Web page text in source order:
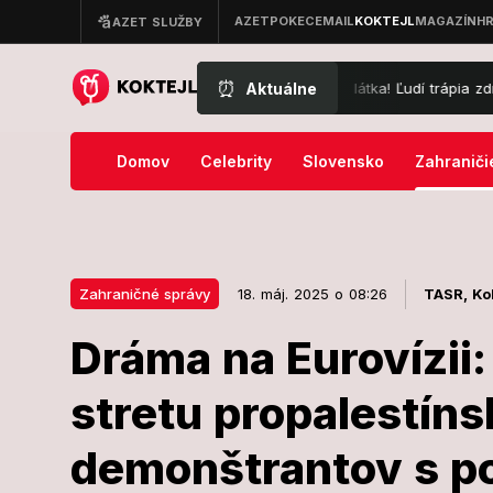
⏰ Aktuálne
kúpalisku: Unikla neznáma látka! Ľudí trápia zdravotné
Domov Celebrity Slovensko
Zahraničné správy 18. máj. 2025 o 08:26 TASR,
Dráma na
stretu
demonštrantov s
Dráma na